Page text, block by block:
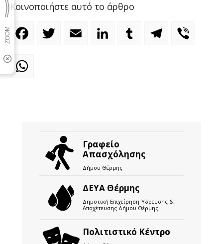
Κοινοποιήστε αυτό το άρθρο
FacebookTwitter Email LinkedIn Tumblr Telegram
Γραφείο
Απασχόλησης
Δήμου Θέρμης
ΔΕΥΑ Θέρμης
Δημοτική Επιχείρηση Ύδρευσης &
Αποχέτευσης Δήμου Θέρμης
Πολιτιστικό Κέντρο